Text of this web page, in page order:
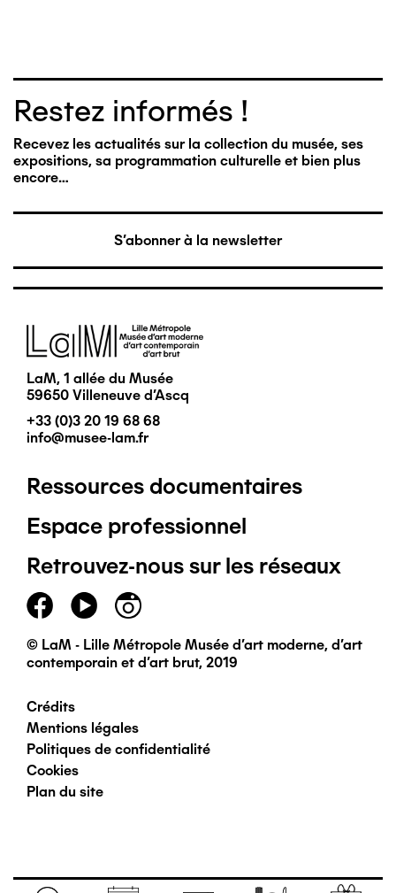
Restez informés !
Recevez les actualités sur la collection du musée, ses
expositions, sa programmation culturelle et bien plus
encore…
S'abonner à la newsletter
Image
LaM, 1 allée du Musée
59650 Villeneuve d'Ascq
+33 (0)3 20 19 68 68
info@musee-lam.fr
Pied
de
page
principal
Ressources documentaires
Espace professionnel
Retrouvez-nous sur les réseaux
© LaM - Lille Métropole Musée d'art moderne, d'art
contemporain et d'art brut, 2019
Pied
de
page
Crédits
Mentions légales
Politiques de confidentialité
Cookies
Plan du site